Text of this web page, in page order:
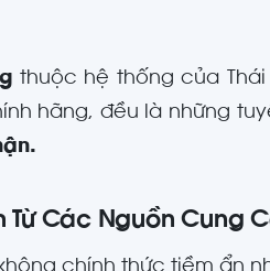
thuộc hệ thống của
hãng, đều là những
Từ Các Nguồn Cung